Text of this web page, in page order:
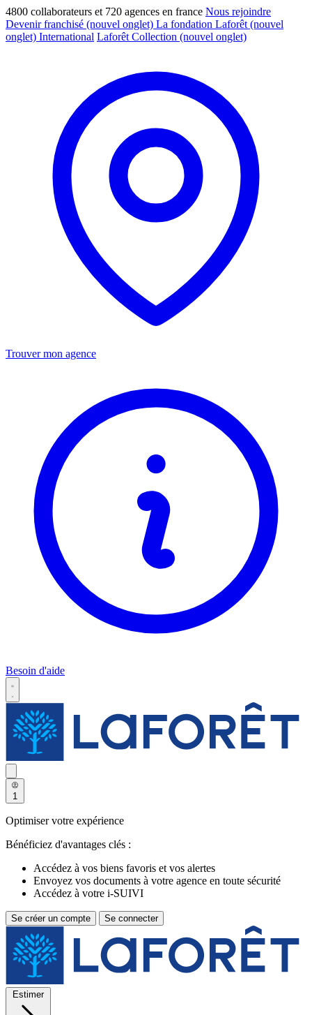
4800 collaborateurs et 720 agences en france Nous rejoindre
Devenir franchisé (nouvel onglet) La fondation Laforêt (nouvel
onglet) International Laforêt Collection (nouvel onglet)
Trouver mon agence
Besoin d'aide
1
Optimiser votre expérience
Bénéficiez d'avantages clés :
Accédez à vos biens favoris et vos alertes
Envoyez vos documents à votre agence en toute sécurité
Accédez à votre i-SUIVI
Se créer un compte Se connecter
Estimer